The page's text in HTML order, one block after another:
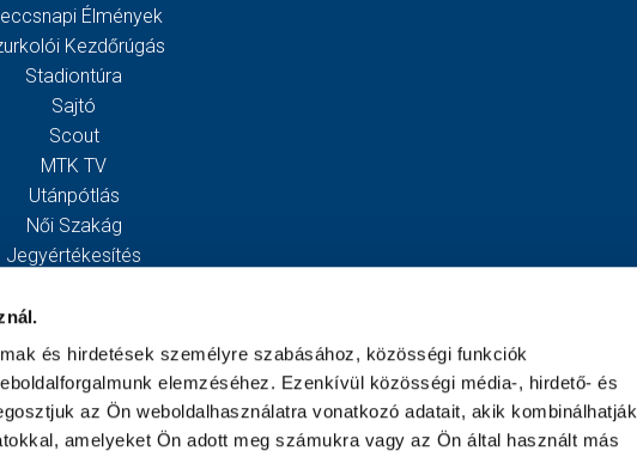
és hirdetések személyre szabásához, közösségi funkciók
elemzéséhez. Ezenkívül közösségi média-, hirdető- és
az Ön weboldalhasználatra vonatkozó adatait, akik kombinálhatják
amelyeket Ön adott meg számukra vagy az Ön által használt más
Élmények
Kezdőrúgás
Stadiontúra
Sajtó
Scout
MTK TV
Utánpótlás
Női Szakág
Jegyértékesítés
Egyesület
Kapcsolat